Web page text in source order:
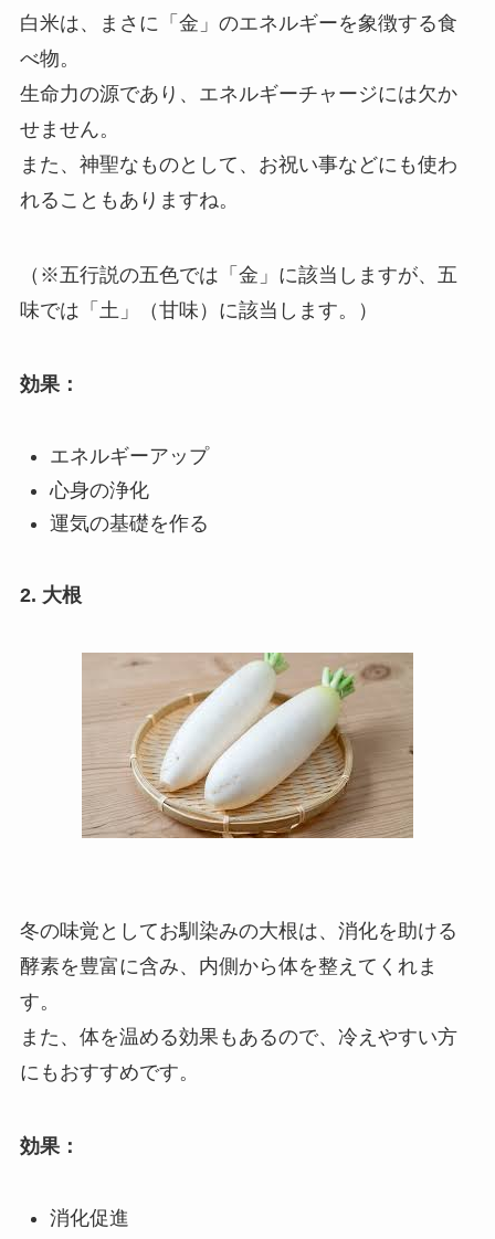
白米は、まさに「金」のエネルギーを象徴する食
べ物。
生命力の源であり、エネルギーチャージには欠か
せません。
また、神聖なものとして、お祝い事などにも使わ
れることもありますね。
（※五行説の五色では「金」に該当しますが、五
味では「土」（甘味）に該当します。）
効果：
エネルギーアップ
心身の浄化
運気の基礎を作る
2. 大根
冬の味覚としてお馴染みの大根は、消化を助ける
酵素を豊富に含み、内側から体を整えてくれま
す。
また、体を温める効果もあるので、冷えやすい方
にもおすすめです。
効果：
消化促進